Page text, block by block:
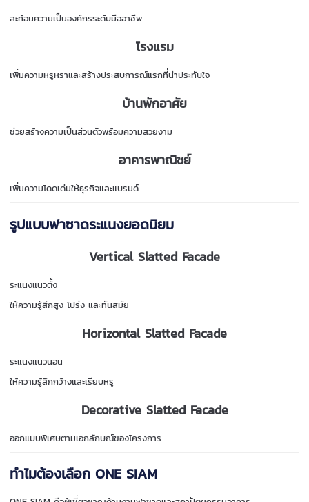
สะท้อนความเป็นองค์กรระดับมืออาชีพ
โรงแรม
เพิ่มความหรูหราและสร้างประสบการณ์แรกที่น่าประทับใจ
บ้านพักอาศัย
ช่วยสร้างความเป็นส่วนตัวพร้อมความสวยงาม
อาคารพาณิชย์
เพิ่มความโดดเด่นให้ธุรกิจและแบรนด์
รูปแบบฟาซาดระแนงยอดนิยม
Vertical Slatted Facade
ระแนงแนวตั้ง
ให้ความรู้สึกสูง โปร่ง และทันสมัย
Horizontal Slatted Facade
ระแนงแนวนอน
ให้ความรู้สึกกว้างและเรียบหรู
Decorative Slatted Facade
ออกแบบพิเศษตามเอกลักษณ์ของโครงการ
ทำไมต้องเลือก ONE SIAM